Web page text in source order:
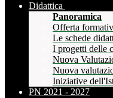
Didattica
Panoramica
Offerta
Le schede
I progetti delle
Nuova
Nuova
Iniziative
PN 2021 - 2027